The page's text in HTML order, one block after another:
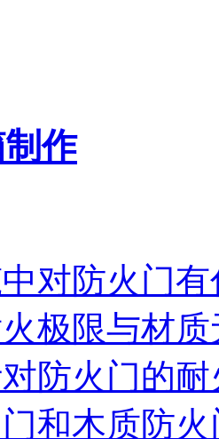
作
对防火门
极限与材
防火门的
和木质防